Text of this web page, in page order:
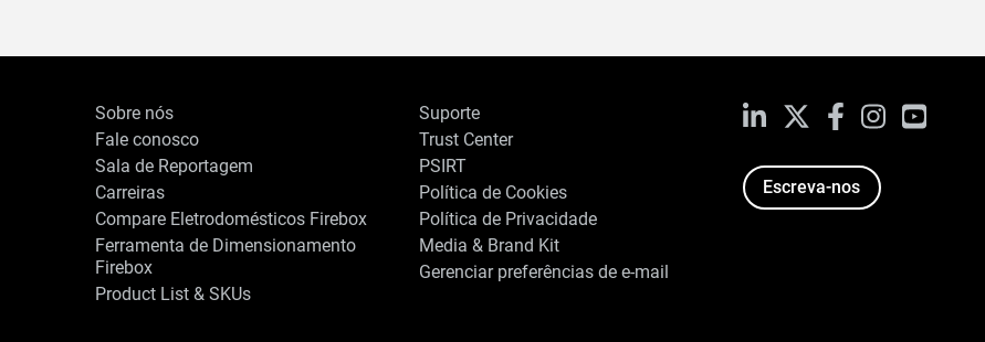
Sobre nós
Fale conosco
Sala de Reportagem
Carreiras
Compare Eletrodomésticos Firebox
Ferramenta de Dimensionamento
Firebox
Product List & SKUs
Suporte
Trust Center
PSIRT
Política de Cookies
Política de Privacidade
Media & Brand Kit
Gerenciar preferências de e-mail
LinkedIn Facebook
InstagramYouTube
Escreva-nos